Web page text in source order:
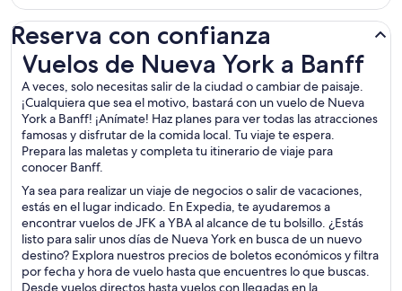
Reserva con confianza
Vuelos de Nueva York a Banff
A veces, solo necesitas salir de la ciudad o cambiar de paisaje.
¡Cualquiera que sea el motivo, bastará con un vuelo de Nueva
York a Banff! ¡Anímate! Haz planes para ver todas las atracciones
famosas y disfrutar de la comida local. Tu viaje te espera.
Prepara las maletas y completa tu itinerario de viaje para
conocer Banff.
Ya sea para realizar un viaje de negocios o salir de vacaciones,
estás en el lugar indicado. En Expedia, te ayudaremos a
encontrar vuelos de JFK a YBA al alcance de tu bolsillo. ¿Estás
listo para salir unos días de Nueva York en busca de un nuevo
destino? Explora nuestros precios de boletos económicos y filtra
por fecha y hora de vuelo hasta que encuentres lo que buscas.
Desde vuelos directos hasta vuelos con llegadas en la
Vuelos de Nueva York a Banff